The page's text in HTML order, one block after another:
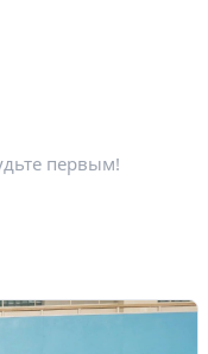
первым!